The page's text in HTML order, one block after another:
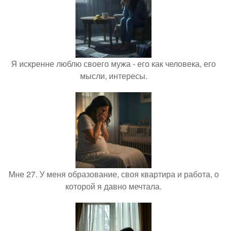
Я искренне люблю своего мужа - его как человека, его
мысли, интересы.
Мне 27. У меня образование, своя квартира и работа, о
которой я давно мечтала.